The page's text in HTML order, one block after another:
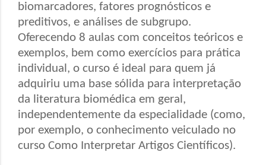
biomarcadores, fatores prognósticos e
preditivos, e análises de subgrupo.
Oferecendo 8 aulas com conceitos teóricos e
exemplos, bem como exercícios para prática
individual, o curso é ideal para quem já
adquiriu uma base sólida para interpretação
da literatura biomédica em geral,
independentemente da especialidade (como,
por exemplo, o conhecimento veiculado no
curso Como Interpretar Artigos Científicos).